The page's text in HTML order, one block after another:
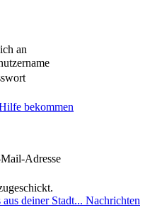
an
bekommen
Adresse
Nachrichten